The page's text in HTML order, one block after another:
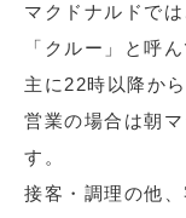
マクドナルドで
「クルー」と呼
主に22時以降か
営業の場合は朝
す。
接客・調理の他